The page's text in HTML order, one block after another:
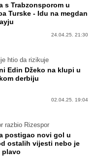
s Trabzonsporom u
Turske - Idu na megdan
24.04.25. 21:30
htio da rizikuje
Edin Džeko na klupi u
derbiju
02.04.25. 19:04
razbio Rizespor
postigao novi gol u
ostalih vijesti nebo je
plavo